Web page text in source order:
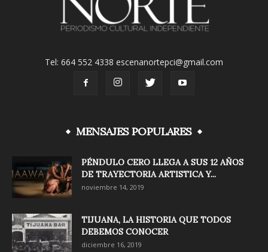
Tel: 664 552 4338 escenanortepci@gmail.com
MENSAJES POPULARES
PÉNDULO CERO LLEGA A SUS 12 AÑOS
DE TRAYECTORIA ARTISTICA Y...
noviembre 14, 2019
TIJUANA, LA HISTORIA QUE TODOS
DEBEMOS CONOCER
diciembre 16, 2019